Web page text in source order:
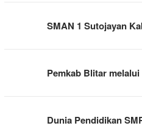
SMAN 1 Sutojayan
Pemkab Blitar
Dunia Pendidikan